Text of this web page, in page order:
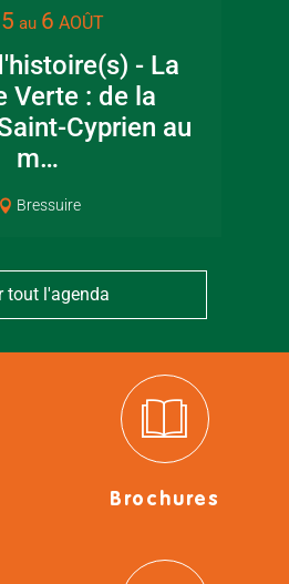
5 au 6 AOÛT
- La
Verte : de la
Cyprien au
m…
Bressuire
tout l'agenda
Brochures